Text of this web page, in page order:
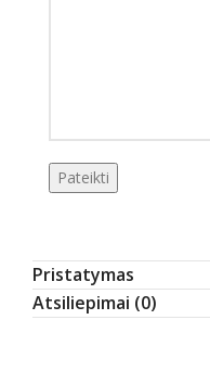
Pristatymas
Atsiliepimai (0)